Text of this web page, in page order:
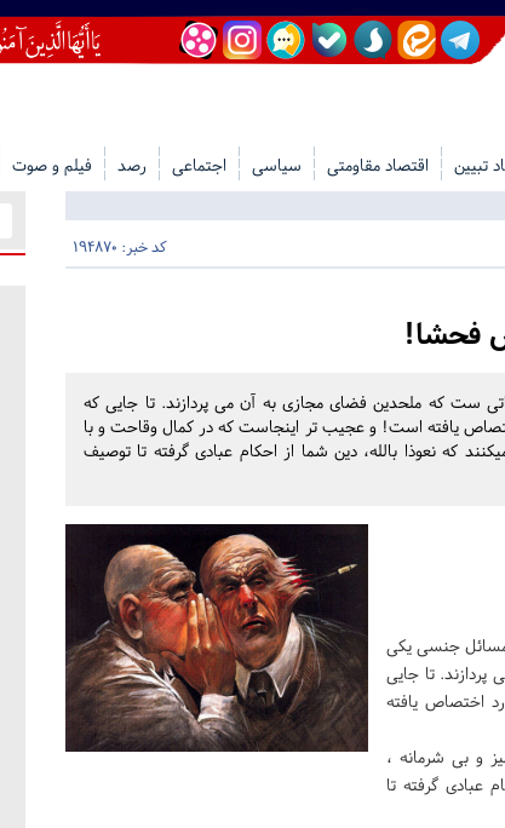
تبیین اقتصاد مقاومتی سیاسی اجتماعی رصد فیلم و صوت
کد خبر: 194870
فحشا!
ست که ملحدین فضای مجازی به آن می پردازند. تا جایی که
یافته است! و عجیب تر اینجاست که در کمال وقاحت و با
که نعوذا بالله، دین شما از احکام عبادی گرفته تا توصیف
مسائل جنسی یکی
تا جایی
اختصاص یافته
و بی شرمانه ،
عبادی گرفته تا